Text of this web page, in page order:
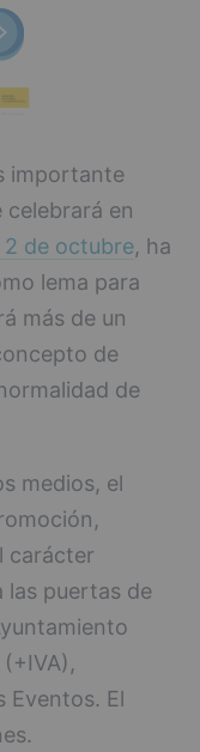
importante
celebrará en
2 de octubre, ha
lema para
más de un
de
de
medios, el
carácter
las puertas de
Eventos. El